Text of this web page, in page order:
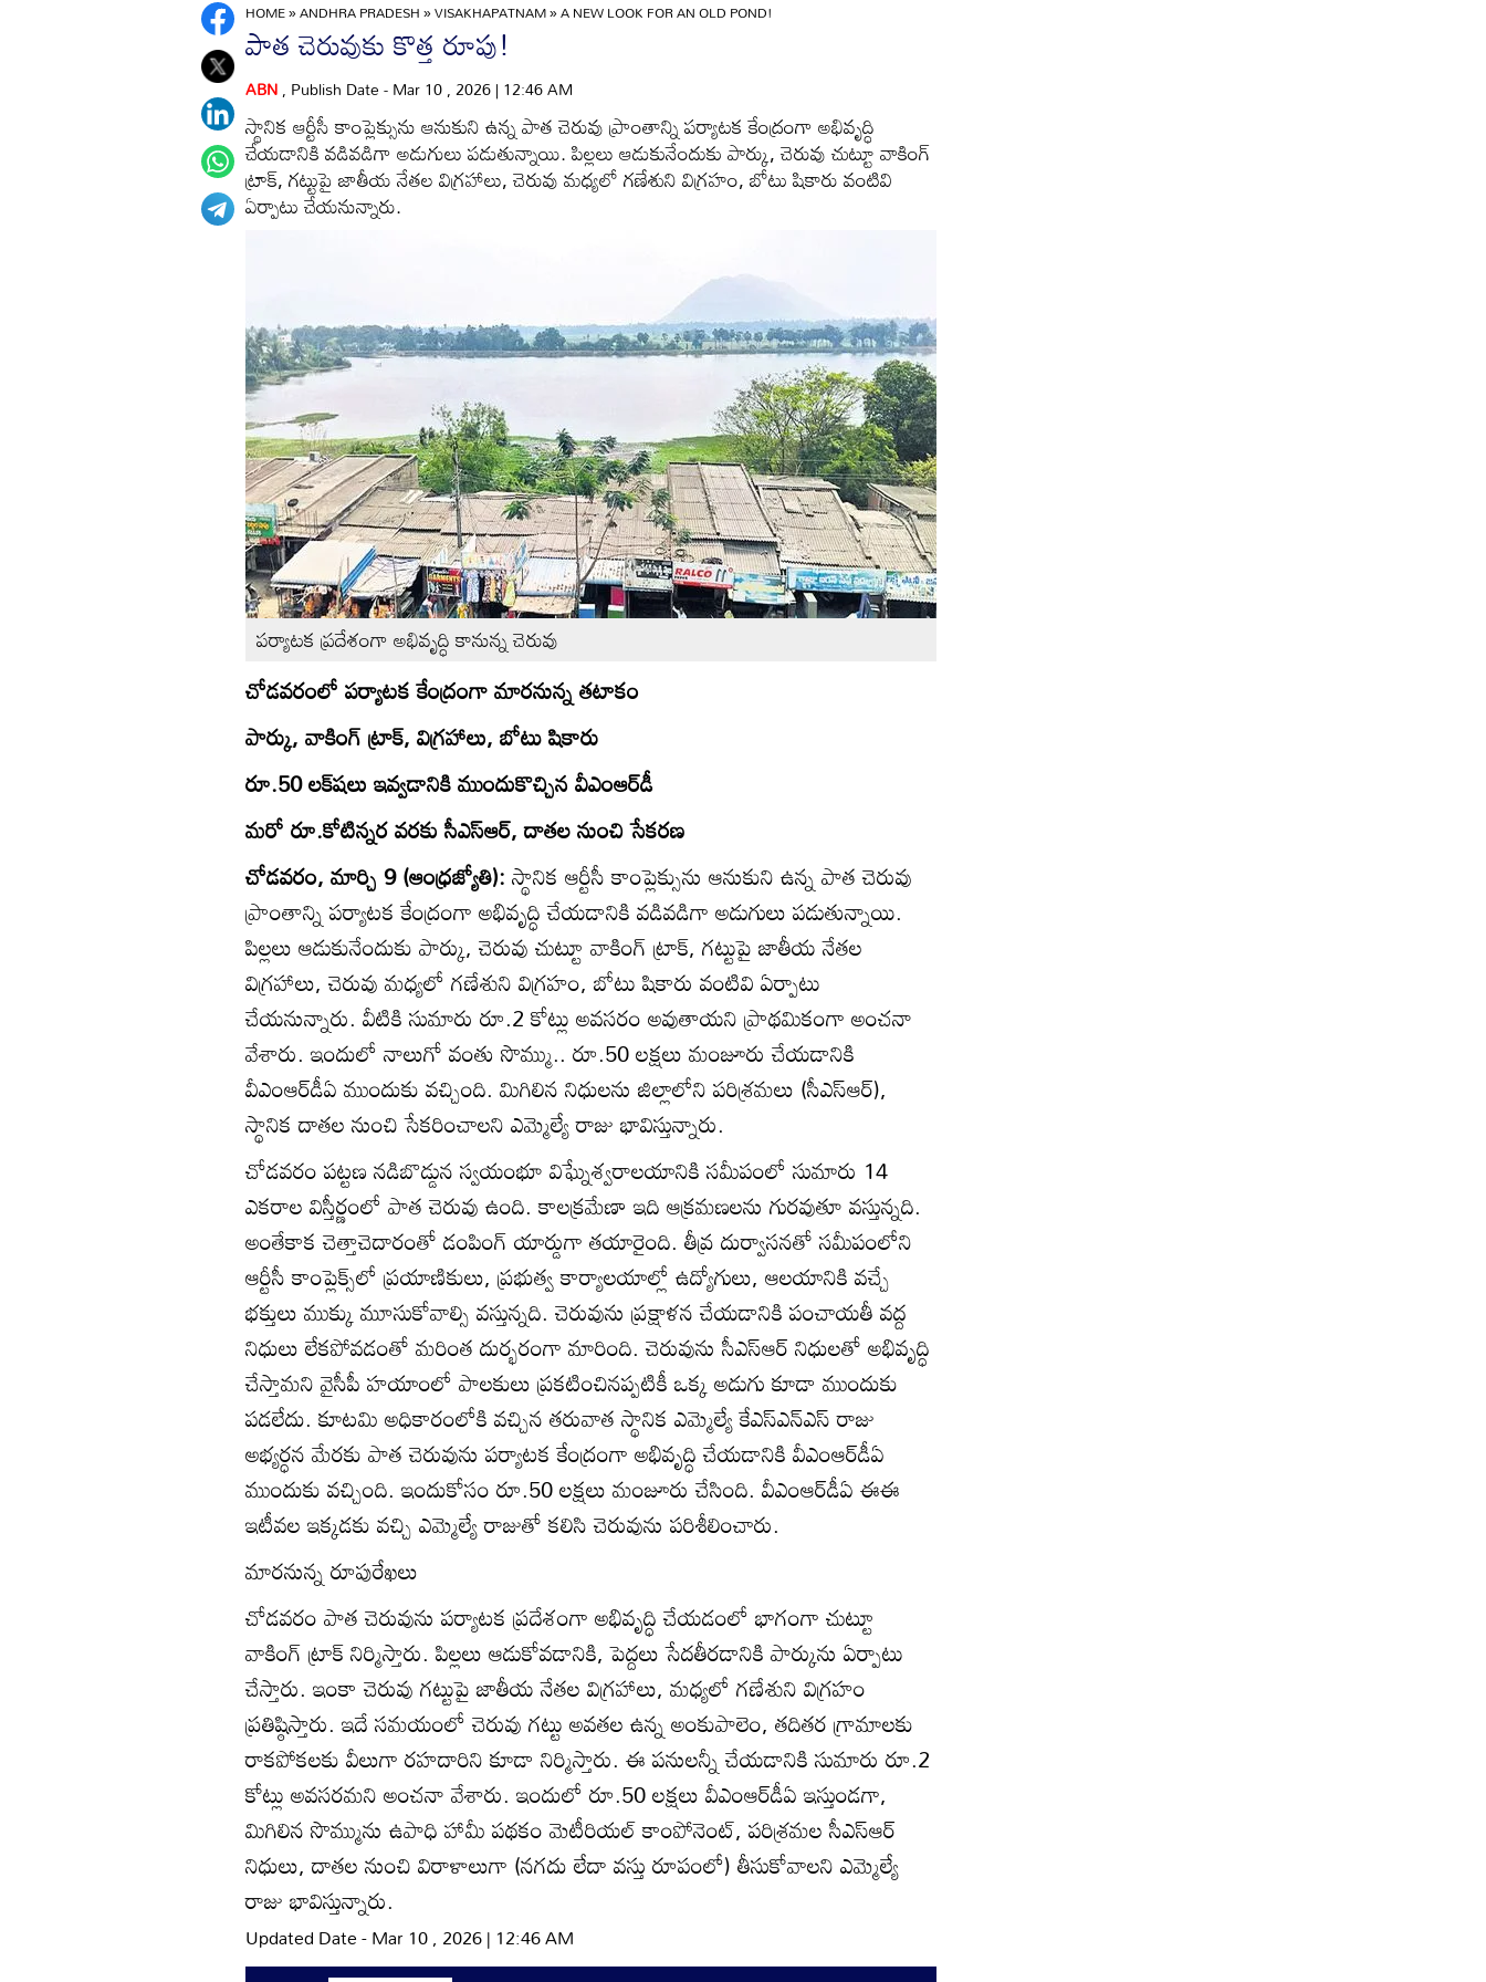
HOME»ANDHRA PRADESH»VISAKHAPATNAM»A NEW LOOK FOR AN OLD POND!
పాత చెరువుకు కొత్త రూపు!
ABN, Publish Date - Mar 10 , 2026 | 12:46 AM
స్థానిక ఆర్టీసీ కాంప్లెక్సును ఆనుకుని ఉన్న పాత చెరువు ప్రాంతాన్ని పర్యాటక కేంద్రంగా అభివృద్ధి
చేయడానికి వడివడిగా అడుగులు పడుతున్నాయి. పిల్లలు ఆడుకునేందుకు పార్కు, చెరువు చుట్టూ వాకింగ్‌
ట్రాక్‌, గట్టుపై జాతీయ నేతల విగ్రహాలు, చెరువు మధ్యలో గణేశుని విగ్రహం, బోటు షికారు వంటివి
ఏర్పాటు చేయనున్నారు.
పర్యాటక ప్రదేశంగా అభివృద్ధి కానున్న చెరువు
చోడవరంలో పర్యాటక కేంద్రంగా మారనున్న తటాకం
పార్కు, వాకింగ్‌ ట్రాక్‌, విగ్రహాలు, బోటు షికారు
రూ.50 లక్షలు ఇవ్వడానికి ముందుకొచ్చిన వీఎంఆర్‌డీ
మరో రూ.కోటిన్నర వరకు సీఎస్‌ఆర్‌, దాతల నుంచి సేకరణ
చోడవరం, మార్చి 9 (ఆంధ్రజ్యోతి):స్థానిక ఆర్టీసీ కాంప్లెక్సును ఆనుకుని ఉన్న పాత చెరువు
ప్రాంతాన్ని పర్యాటక కేంద్రంగా అభివృద్ధి చేయడానికి వడివడిగా అడుగులు పడుతున్నాయి.
పిల్లలు ఆడుకునేందుకు పార్కు, చెరువు చుట్టూ వాకింగ్‌ ట్రాక్‌, గట్టుపై జాతీయ నేతల
విగ్రహాలు, చెరువు మధ్యలో గణేశుని విగ్రహం, బోటు షికారు వంటివి ఏర్పాటు
చేయనున్నారు. వీటికి సుమారు రూ.2 కోట్లు అవసరం అవుతాయని ప్రాథమికంగా అంచనా
వేశారు. ఇందులో నాలుగో వంతు సొమ్ము.. రూ.50 లక్షలు మంజూరు చేయడానికి
వీఎంఆర్‌డీఏ ముందుకు వచ్చింది. మిగిలిన నిధులను జిల్లాలోని పరిశ్రమలు (సీఎస్‌ఆర్‌),
స్థానిక దాతల నుంచి సేకరించాలని ఎమ్మెల్యే రాజు భావిస్తున్నారు.
చోడవరం పట్టణ నడిబొడ్డున స్వయంభూ విఘ్నేశ్వరాలయానికి సమీపంలో సుమారు 14
ఎకరాల విస్తీర్ణంలో పాత చెరువు ఉంది. కాలక్రమేణా ఇది ఆక్రమణలను గురవుతూ వస్తున్నది.
అంతేకాక చెత్తాచెదారంతో డంపింగ్‌ యార్డుగా తయారైంది. తీవ్ర దుర్వాసనతో సమీపంలోని
ఆర్టీసీ కాంప్లెక్స్‌లో ప్రయాణికులు, ప్రభుత్వ కార్యాలయాల్లో ఉద్యోగులు, ఆలయానికి వచ్చే
భక్తులు ముక్కు మూసుకోవాల్సి వస్తున్నది. చెరువును ప్రక్షాళన చేయడానికి పంచాయతీ వద్ద
నిధులు లేకపోవడంతో మరింత దుర్భరంగా మారింది. చెరువును సీఎస్‌ఆర్‌ నిధులతో అభివృద్ధి
చేస్తామని వైసీపీ హయాంలో పాలకులు ప్రకటించినప్పటికీ ఒక్క అడుగు కూడా ముందుకు
పడలేదు. కూటమి అధికారంలోకి వచ్చిన తరువాత స్థానిక ఎమ్మెల్యే కేఎస్‌ఎన్‌ఎస్‌ రాజు
అభ్యర్ధన మేరకు పాత చెరువును పర్యాటక కేంద్రంగా అభివృద్ధి చేయడానికి వీఎంఆర్‌డీఏ
ముందుకు వచ్చింది. ఇందుకోసం రూ.50 లక్షలు మంజూరు చేసింది. వీఎంఆర్‌డీఏ ఈఈ
ఇటీవల ఇక్కడకు వచ్చి ఎమ్మెల్యే రాజుతో కలిసి చెరువును పరిశీలించారు.
మారనున్న రూపురేఖలు
చోడవరం పాత చెరువును పర్యాటక ప్రదేశంగా అభివృద్ధి చేయడంలో భాగంగా చుట్టూ
వాకింగ్‌ ట్రాక్‌ నిర్మిస్తారు. పిల్లలు ఆడుకోవడానికి, పెద్దలు సేదతీరడానికి పార్కును ఏర్పాటు
చేస్తారు. ఇంకా చెరువు గట్టుపై జాతీయ నేతల విగ్రహాలు, మధ్యలో గణేశుని విగ్రహం
ప్రతిష్ఠిస్తారు. ఇదే సమయంలో చెరువు గట్టు అవతల ఉన్న అంకుపాలెం, తదితర గ్రామాలకు
రాకపోకలకు వీలుగా రహదారిని కూడా నిర్మిస్తారు. ఈ పనులన్నీ చేయడానికి సుమారు రూ.2
కోట్లు అవసరమని అంచనా వేశారు. ఇందులో రూ.50 లక్షలు వీఎంఆర్‌డీఏ ఇస్తుండగా,
మిగిలిన సొమ్మును ఉపాధి హామీ పథకం మెటీరియల్‌ కాంపోనెంట్‌, పరిశ్రమల సీఎస్‌ఆర్‌
నిధులు, దాతల నుంచి విరాళాలుగా (నగదు లేదా వస్తు రూపంలో) తీసుకోవాలని ఎమ్మెల్యే
రాజు భావిస్తున్నారు.
Updated Date - Mar 10 , 2026 | 12:46 AM